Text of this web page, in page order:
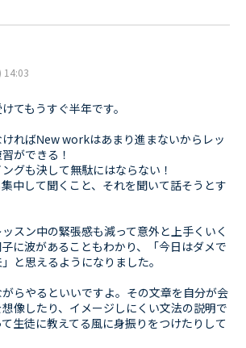
14:03
てもうすぐ半年です。
ればΝew workはあまり進まないからレッ
ができる！
グも決して無駄にはならない！
中して聞くこと、それを聞いて話そうとす
スン中の緊張感も減って意外と上手くいく
に波があることもわかり、「今日はダメで
と思えるようになりました。
らやるといいですよ。その文章を自分が会
像したり、イメージしにくい文法の説明で
生徒に教えてる風に身振りをつけたりして